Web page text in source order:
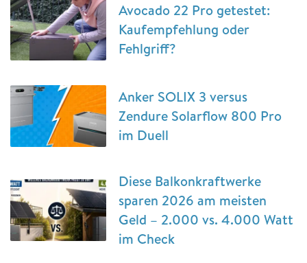
Avocado 22 Pro getestet:
Kaufempfehlung oder
Fehlgriff?
Anker SOLIX 3 versus
Zendure Solarflow 800 Pro
im Duell
Diese Balkonkraftwerke
sparen 2026 am meisten
Geld – 2.000 vs. 4.000 Watt
im Check